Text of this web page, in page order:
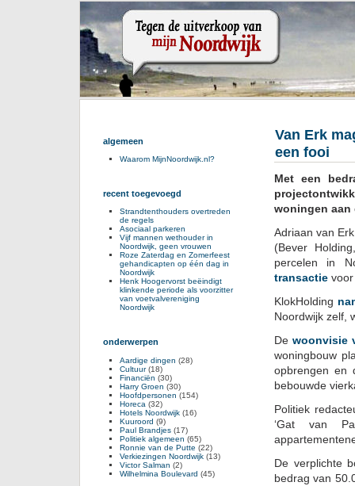
Van Erk
een fooi
Met een
woningen aan
Adriaan van
(Bever
percelen in
transactie
KlokHolding
Noordwijk zelf,
Dewoonvisie
woningbouw
opbrengen en
bebouwde
Politiek
‘Gat van
De verplichte
bedrag van
algemeen
Waarom MijnNoordwijk.nl?
recent toegevoegd
Strandtenthouders overtreden
de regels
Asociaal parkeren
Vijf mannen wethouder in
Noordwijk, geen vrouwen
Roze Zaterdag en Zomerfeest
gehandicapten op één dag in
Noordwijk
Henk Hoogervorst beëindigt
klinkende periode als voorzitter
van voetvalvereniging
Noordwijk
onderwerpen
Aardige dingen (28)
Cultuur(18)
Financiën (30)
Harry Groen (30)
Hoofdpersonen (154)
Horeca (32)
Hotels Noordwijk (16)
Kuuroord (9)
Paul Brandjes (17)
Politiek algemeen (65)
Ronnie van de Putte (22)
Verkiezingen Noordwijk (13)
Victor Salman (2)
Wilhelmina Boulevard (45)